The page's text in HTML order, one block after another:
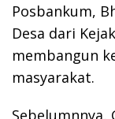
Posbankum,
Desa dari
membangun
masyarakat.